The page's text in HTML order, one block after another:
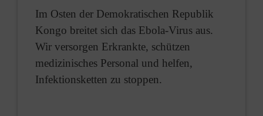
Im Osten der Demokratischen Republik
Kongo breitet sich das Ebola-Virus aus.
Wir versorgen Erkrankte, schützen
medizinisches Personal und helfen,
Infektionsketten zu stoppen.